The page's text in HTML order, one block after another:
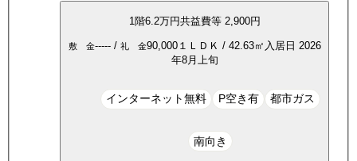
1階6.2万円共益費等 2,900円
敷 金-----/ 礼 金90,000１ＬＤＫ / 42.63㎡ 入居日 2026
年8月上旬
インターネット無料 P空き有 都市ガス
南向き